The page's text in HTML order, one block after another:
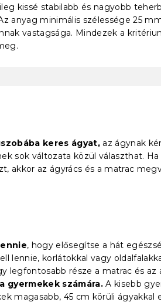
kissé stabilabb és nagyobb
anyag minimális szélessége 25
vastagsága. Mindezek a
keres ágyat, az ágynak
sok változata közül választhat.
akkor az ágyrács és a matrac
, hogy elősegítse a hát
lennie, korlátokkal vagy
legfontosabb része a matrac és az
gyermekek számára. A kisebb
magasabb, 45 cm körüli ágyakkal